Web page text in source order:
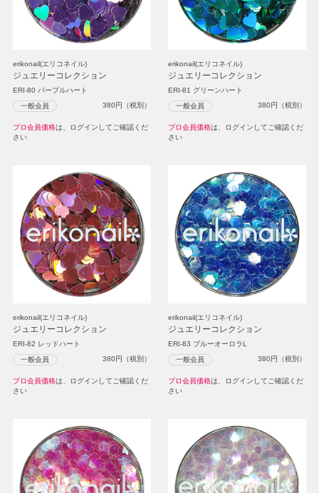
erikonail(エリコネイル)
ジュエリーコレクション
ERI-80 パープルハート
一般会員 380円（税別）
プロ会員価格は、ログインしてご確認くだ
さい
erikonail(エリコネイル)
ジュエリーコレクション
ERI-81 グリーンハート
一般会員 380円（税別）
プロ会員価格は、ログインしてご確認くだ
さい
erikonail(エリコネイル)
ジュエリーコレクション
ERI-82 レッドハート
一般会員 380円（税別）
プロ会員価格は、ログインしてご確認くだ
さい
erikonail(エリコネイル)
ジュエリーコレクション
ERI-83 ブルーオーロラL
一般会員 380円（税別）
プロ会員価格は、ログインしてご確認くだ
さい